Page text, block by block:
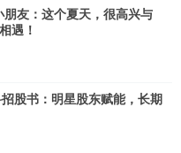
友：这个夏天，很高兴与
遇！
股书：明星股东赋能，长期